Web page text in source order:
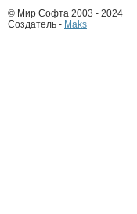
© Мир Софта 2003 - 2024
Создатель - Maks